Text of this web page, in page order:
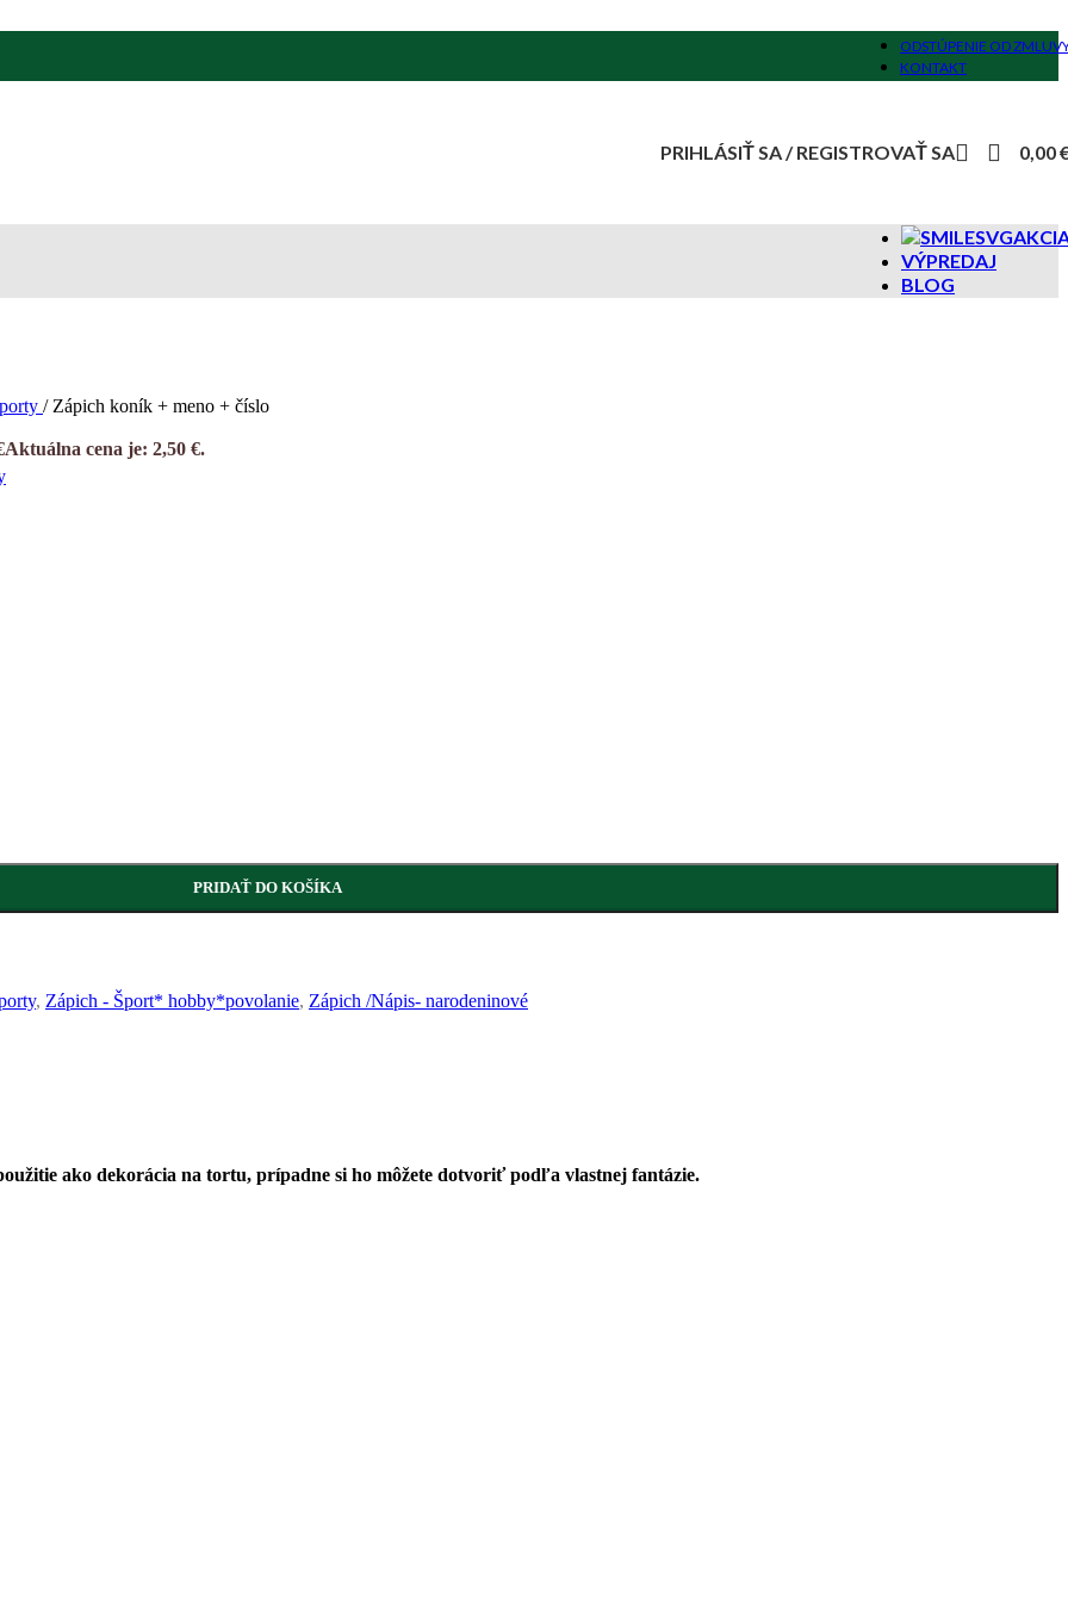
ODSTÚPENIE OD
KONTAKT
PRIHLÁSIŤ SA / REGISTROVAŤ SA 0,00
VÝPREDAJ
BLOG
/ Zápich koník + meno + číslo
Aktuálna cena je: 2,50 €.
PRIDAŤ DO KOŠÍKA
, Zápich - Šport* hobby*povolanie, Zápich /Nápis- narodeninové
ako dekorácia na tortu, prípadne si ho môžete dotvoriť podľa vlastnej fantázie.